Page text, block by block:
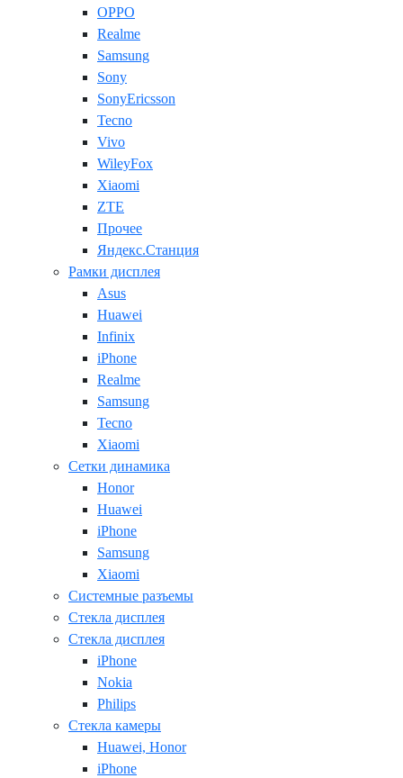
OPPO
Realme
Samsung
Sony
SonyEricsson
Tecno
Vivo
WileyFox
Xiaomi
ZTE
Прочее
Яндекс.Станция
Рамки дисплея
Asus
Huawei
Infinix
iPhone
Realme
Samsung
Tecno
Xiaomi
Сетки динамика
Honor
Huawei
iPhone
Samsung
Xiaomi
Системные разъемы
Стекла дисплея
Стекла дисплея
iPhone
Nokia
Philips
Стекла камеры
Huawei, Honor
iPhone